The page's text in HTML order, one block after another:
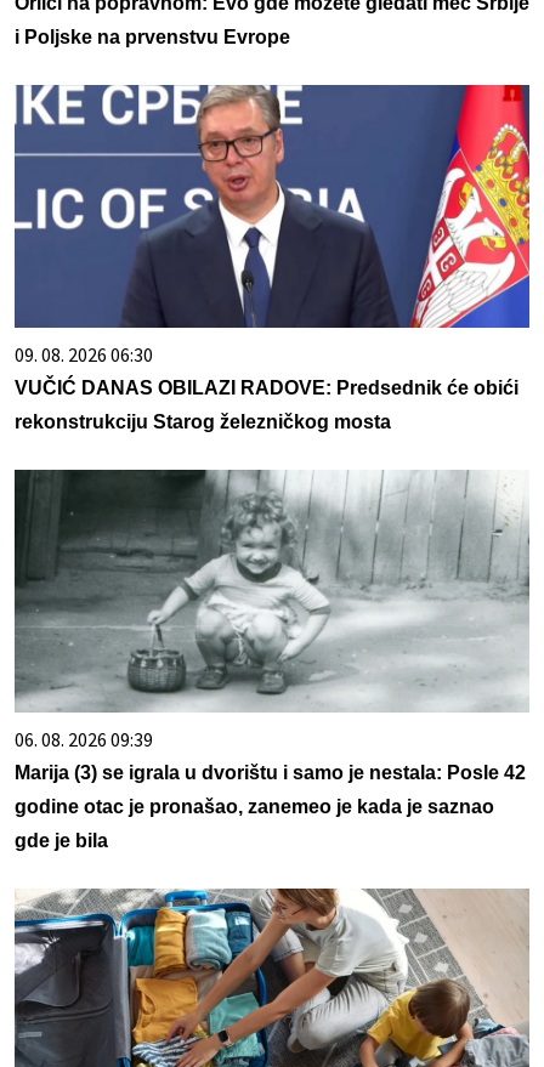
i Poljske na prvenstvu Evrope
09. 08. 2026 06:30
VUČIĆ DANAS OBILAZI RADOVE: Predsednik će obići
rekonstrukciju Starog železničkog mosta
06. 08. 2026 09:39
Marija (3) se igrala u dvorištu i samo je nestala: Posle 42
godine otac je pronašao, zanemeo je kada je saznao
gde je bila